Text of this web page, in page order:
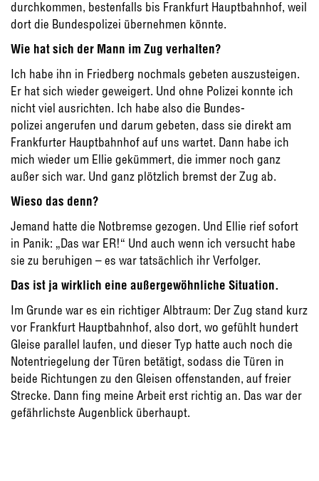
durchkommen, bestenfalls bis Frankfurt Hauptbahnhof, weil
dort die Bundespolizei übernehmen könnte.
Wie hat sich der Mann im Zug verhalten?
Ich habe ihn in Friedberg nochmals gebeten auszusteigen.
Er hat sich wieder geweigert. Und ohne Polizei konnte ich
nicht viel ausrichten. Ich habe also die Bundes-
polizei angerufen und darum gebeten, dass sie direkt am
Frankfurter Hauptbahnhof auf uns wartet. Dann habe ich
mich wieder um Ellie gekümmert, die immer noch ganz
außer sich war. Und ganz plötzlich bremst der Zug ab.
Wieso das denn?
Jemand hatte die Notbremse gezogen. Und Ellie rief sofort
in Panik: „Das war ER!“ Und auch wenn ich versucht habe
sie zu beruhigen – es war tatsächlich ihr Verfolger.
Das ist ja wirklich eine außergewöhnliche Situation.
Im Grunde war es ein richtiger Albtraum: Der Zug stand kurz
vor Frankfurt Hauptbahnhof, also dort, wo gefühlt hundert
Gleise parallel laufen, und dieser Typ hatte auch noch die
Notentriegelung der Türen betätigt, sodass die Türen in
beide Richtungen zu den Gleisen offenstanden, auf freier
Strecke. Dann fing meine Arbeit erst richtig an. Das war der
gefährlichste Augenblick überhaupt.